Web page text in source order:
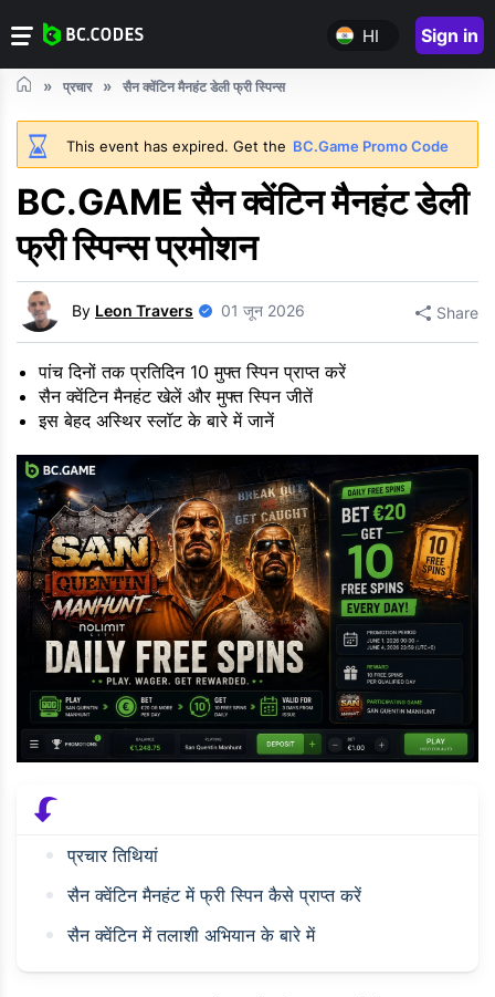
HI Sign in
प्रचार सैन क्वेंटिन मैनहंट डेली फ्री स्पिन्स
This event has expired. Get the BC.Game Promo Code
BC.GAME सैन क्वेंटिन मैनहंट डेली
फ्री स्पिन्स प्रमोशन
By Leon Travers 01 जून 2026 Share
पांच दिनों तक प्रतिदिन 10 मुफ्त स्पिन प्राप्त करें
सैन क्वेंटिन मैनहंट खेलें और मुफ्त स्पिन जीतें
इस बेहद अस्थिर स्लॉट के बारे में जानें
प्रचार तिथियां
सैन क्वेंटिन मैनहंट में फ्री स्पिन कैसे प्राप्त करें
सैन क्वेंटिन में तलाशी अभियान के बारे में